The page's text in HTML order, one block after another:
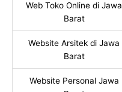
Web Toko Online di Jawa
Barat
Website Arsitek di Jawa
Barat
Website Personal Jawa